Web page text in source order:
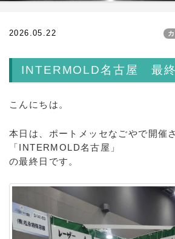
2026.05.22
INTERMOLD名古屋 最終
こんにちは。
本日は、ポートメッセなごやで開催
「INTERMOLD名古屋」
の最終日です。